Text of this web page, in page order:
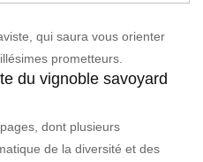
qui saura vous orienter
prometteurs.
du vignoble savoyard
dont plusieurs
de la diversité et des